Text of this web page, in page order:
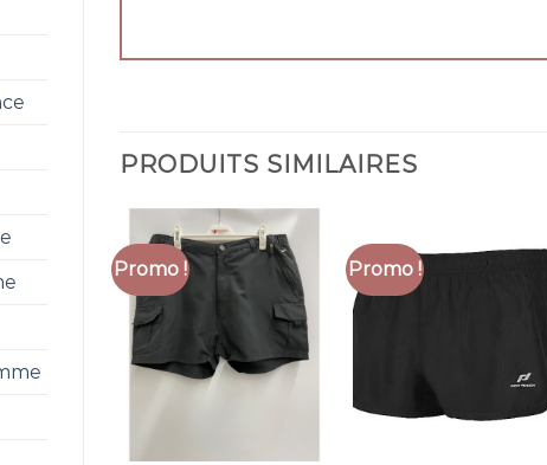
PRODUITS SIMILAIRES
Promo ! Promo !